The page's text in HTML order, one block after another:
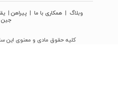
وبلاگ | همکاری با ما | پیراهن |
جین
کلیه حقوق مادی و معنوی این